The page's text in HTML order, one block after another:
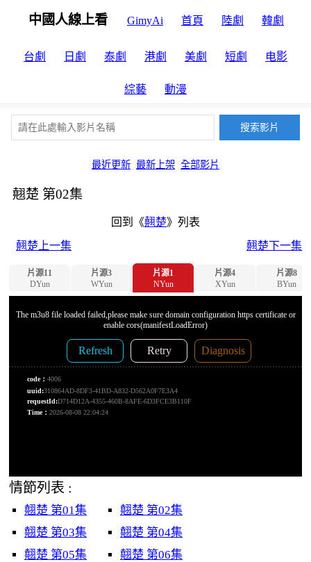
中國人線上看 GimyAi 首頁 陸劇 韓劇
台劇 日劇 泰劇 港劇 美劇 短劇 电影
綜藝 動漫
最近更新 最新上架 全部影片
翹楚 第02集
回到《翹楚》列表
翹楚上一集
翹楚下一集
片源11
DYun
片源3
WYun
片源1
NYun
片源4
XYun
片源8
BYun
情節列表 :
翹楚 第01集
翹楚 第02集
翹楚 第03集
翹楚 第04集
翹楚 第05集
翹楚 第06集